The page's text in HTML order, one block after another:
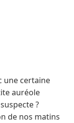
une certaine
auréole
?
de nos matins